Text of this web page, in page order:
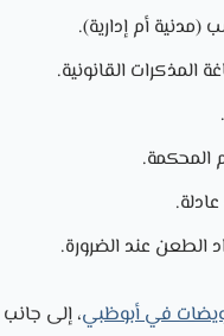
(مدنية أم إدارية).
المذكرات القانونية.
المحكمة.
الطعن عند الضرورة.
في أبوظبي، إلى جانب